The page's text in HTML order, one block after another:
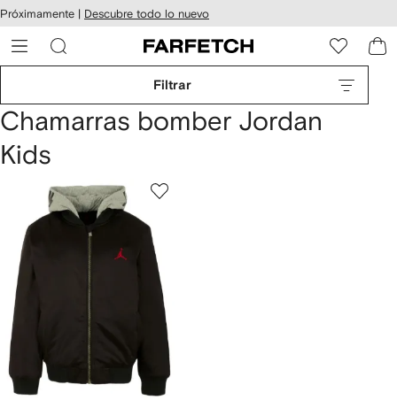
al
Próximamente | Descubre todo lo nuevo
Filtrar
Chamarras bomber Jordan
Kids